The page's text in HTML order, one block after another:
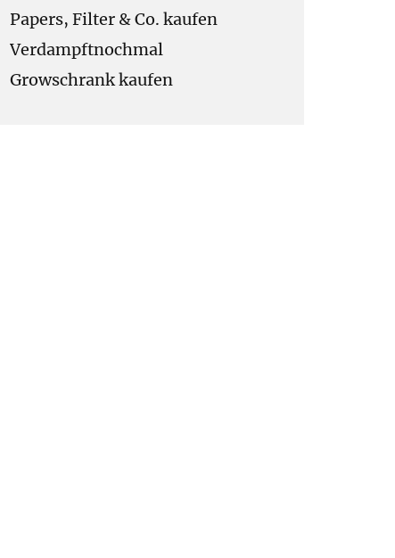
Papers, Filter & Co. kaufen
Verdampftnochmal
Growschrank kaufen